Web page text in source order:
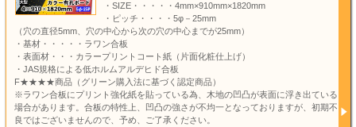
・SIZE・・・・・4mm×910mm×1820mm
・ピッチ・・・・5φ－25mm
（穴の直径5mm、穴の中心から次の穴の中心までが25mm）
・基材・・・・・ラワン合板
・表面材・・・カラープリントコート紙（片面化粧仕上げ）
・JAS規格による低ホルムアルデヒド合板
F★★★★商品（グリーン購入法に基づく認定商品）
※ラワン合板にプリント強化紙を貼っている為、木地の凹凸が表面に浮き出ている
場合があります。合板の特性上、凹凸の強さが不均一となっておりますが、初期不
良ではございませんので、予め、ご了承ください。